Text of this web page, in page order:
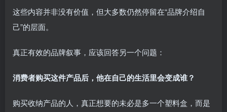
这些内容并非没有价值，但大多数仍然停留在“品牌介绍自
己”的层面。
真正有效的品牌叙事，应该回答另一个问题：
消费者购买这件产品后，他在自己的生活里会变成谁？
购买收纳产品的人，真正想要的未必是多一个塑料盒，而是